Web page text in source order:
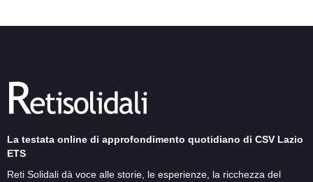
La testata online di approfondimento quotidiano di CSV Lazio
ETS
Reti Solidali dà voce alle storie, le esperienze, la ricchezza del